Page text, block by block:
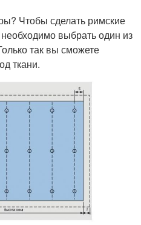
Чтобы сделать римские
выбрать один из
так вы сможете
ткани.